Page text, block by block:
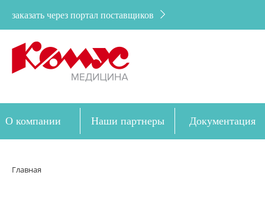
заказать через портал поставщиков
О компании Наши партнеры Документация
Главная